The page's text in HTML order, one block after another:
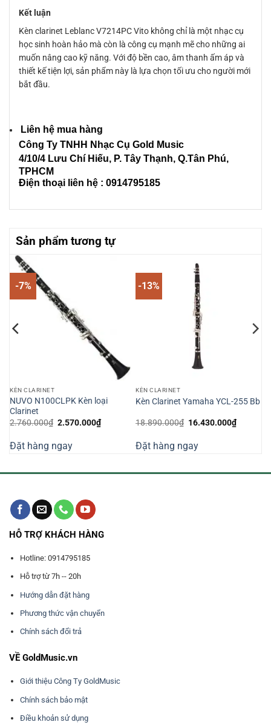
Kết luận
Kèn clarinet Leblanc V7214PC Vito không chỉ là một nhạc cụ
học sinh hoàn hảo mà còn là công cụ mạnh mẽ cho những ai
muốn nâng cao kỹ năng. Với độ bền cao, âm thanh ấm áp và
thiết kế tiện lợi, sản phẩm này là lựa chọn tối ưu cho người mới
bắt đầu.
Liên hệ mua hàng
Công Ty TNHH Nhạc Cụ Gold Music
4/10/4 Lưu Chí Hiếu, P. Tây Thạnh, Q.Tân Phú,
TPHCM
Điện thoại liên hệ : 0914795185
Sản phẩm tương tự
-7%
KÈN CLARINET
NUVO N100CLPK Kèn loại
Clarinet
2.760.000₫ Giá
2.760.000₫.
2.570.000₫Giá
hiện
2.570.000₫.
Đặt hàng ngay
-13%
KÈN CLARINET
Kèn Clarinet Yamaha YCL-255 Bb
18.890.000₫ Giá
18.890.000₫.
16.430.000₫Giá
hiện
Đặt hàng ngay
HỖ TRỢ KHÁCH HÀNG
Hotline: 0914795185
Hỗ trợ từ 7h -- 20h
Hướng dẫn đặt hàng
Phương thức vận chuyển
Chính sách đổi trả
VỀ GoldMusic.vn
Giới thiệu Công Ty GoldMusic
Chính sách bảo mật
Điều khoản sử dụng